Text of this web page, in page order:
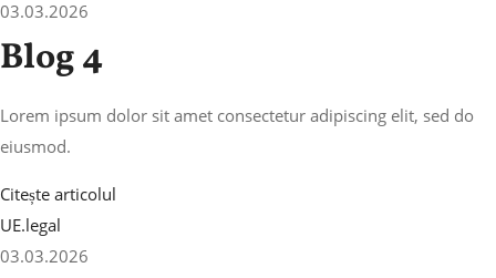
03.03.2026
Blog 4
Lorem ipsum dolor sit amet consectetur adipiscing elit, sed do
eiusmod.
Citește articolul
UE.legal
03.03.2026